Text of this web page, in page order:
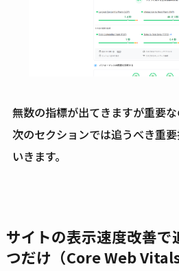
無数の指標が出てきますが重要な
次のセクションでは追うべき重
いきます。
サイトの表示速度改善で
つだけ（Core Web Vitals